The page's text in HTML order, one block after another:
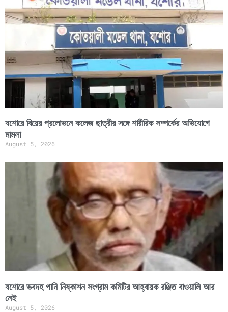
যশোরে বিয়ের প্রলোভনে কলেজ ছাত্রীর সঙ্গে শারীরিক সম্পর্কের অভিযোগে
মামলা
August 5, 2026
যশোরে ভবদহ পানি নিষ্কাশন সংগ্রাম কমিটির আহ্বায়ক রঞ্জিত বাওয়ালি আর
নেই
August 5, 2026